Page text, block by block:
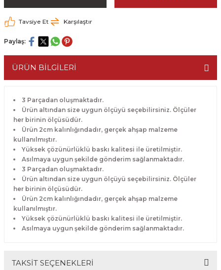
Tavsiye Et Karşılaştır
Paylaş:
ÜRÜN BİLGİLERİ
3 Parçadan oluşmaktadır.
Ürün altından size uygun ölçüyü seçebilirsiniz. Ölçüler
her birinin ölçüsüdür.
Ürün 2cm kalınlığındadır, gerçek ahşap malzeme
kullanılmıştır.
Yüksek çözünürlüklü baskı kalitesi ile üretilmiştir.
Asılmaya uygun şekilde gönderim sağlanmaktadır.
3 Parçadan oluşmaktadır.
Ürün altından size uygun ölçüyü seçebilirsiniz. Ölçüler
her birinin ölçüsüdür.
Ürün 2cm kalınlığındadır, gerçek ahşap malzeme
kullanılmıştır.
Yüksek çözünürlüklü baskı kalitesi ile üretilmiştir.
Asılmaya uygun şekilde gönderim sağlanmaktadır.
TAKSİT SEÇENEKLERİ